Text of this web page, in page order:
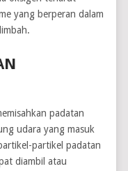
yang berperan dalam
padatan
udara yang masuk
partikel padatan
diambil atau